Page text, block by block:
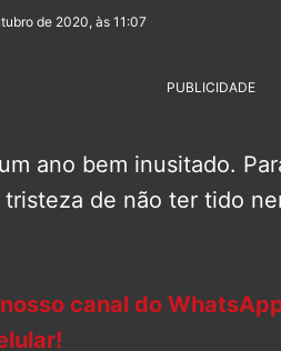
de 2020, às 11:07
PUBLICIDADE
ano bem inusitado.
tristeza de não ter tido
canal do